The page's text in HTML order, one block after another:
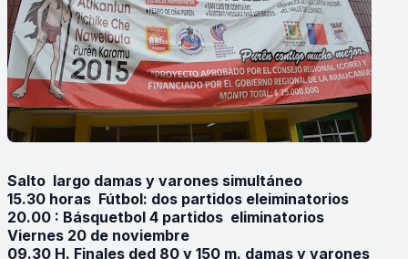
Salto largo damas y varones simultáneo
15.30 horas Fútbol: dos partidos eleiminatorios
20.00 : Básquetbol 4 partidos eliminatorios
Viernes 20 de noviembre
09.30 H. Finales ded 80 y 150 m. damas y varones